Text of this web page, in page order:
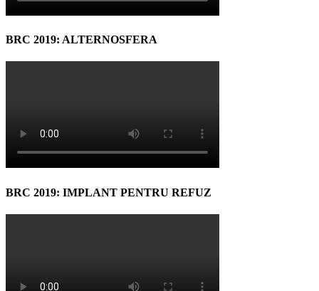
BRC 2019: ALTERNOSFERA
BRC 2019: IMPLANT PENTRU REFUZ